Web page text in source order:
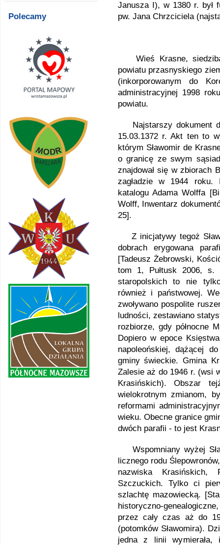
Polecamy
Janusza I), w 1380 r. był
pw. Jana Chrzciciela
Wieś Krasne, siedziba
powiatu przasnyskiego
(inkorporowanym do
administracyjnej 1998
powiatu.
Najstarszy dokument
15.03.1372 r. Akt ten to
którym Sławomir de
o granicę ze swym
znajdował się w zbiorach
zagładzie w 1944
katalogu Adama Wolffa
Wolff, Inwentarz
25].
Z inicjatywy tegoż
dobrach erygowana
[Tadeusz Żebrowski,
tom 1, Pułtusk 2006, s.
staropolskich to nie
również i państwowej.
zwoływano pospolite
ludności, zestawiano
rozbiorze, gdy północne
Dopiero w epoce
napoleońskiej, dążącej
gminy świeckie. Gmina
Zalesie aż do 1946 r. (wsi
Krasińskich). Obszar
wielokrotnym zmianom,
reformami
wieku. Obecne granice
dwóch parafii - to jest
Wspomniany wyżej
licznego rodu
nazwiska Krasińskich,
Szczuckich. Tylko ci
szlachtę mazowiecką.
historyczno-
przez cały czas aż do
(potomków Sławomira).
jedna z linii wymierała,